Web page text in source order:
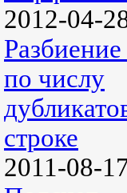
2012-04-
по числу
строке
2011-08-